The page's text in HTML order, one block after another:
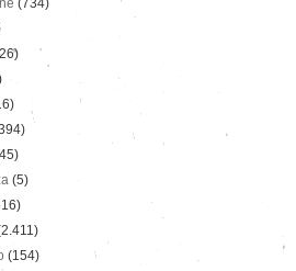
(734)
(5)
(154)